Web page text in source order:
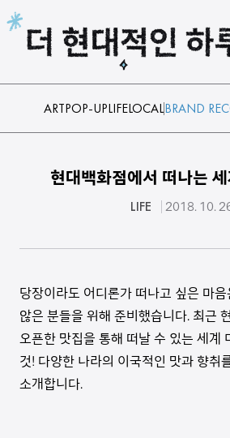
본문 바로가기
ARTPOP-UPLIFELOCALBRAND
현대백화점에서 떠나는
LIFE 2018. 10.
당장이라도 어디론가 떠나고 싶은 마
않은 분들을 위해 준비했습니다. 최근
오픈한 맛집을 통해 떠날 수 있는 세계
것! 다양한 나라의 이국적인 맛과 향취
소개합니다.